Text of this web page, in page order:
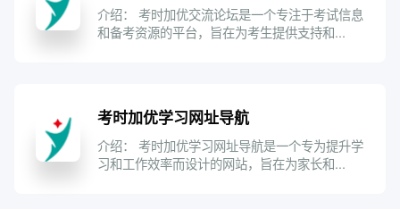
介绍： 考时加优交流论坛是一个专注于考试信息
和备考资源的平台，旨在为考生提供支持和...
考时加优学习网址导航
介绍： 考时加优学习网址导航是一个专为提升学
习和工作效率而设计的网站，旨在为家长和...